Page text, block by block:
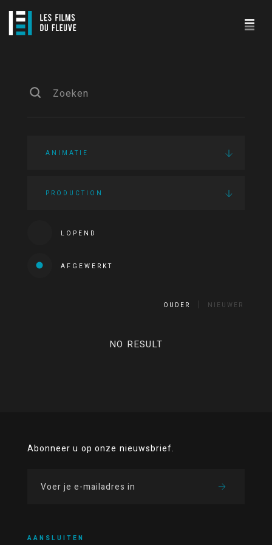
ANIMATIE
PRODUCTION
LOPEND
AFGEWERKT
OUDER NIEUWER
NO RESULT
Abonneer u op onze nieuwsbrief.
AANSLUITEN